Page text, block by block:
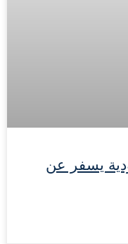
يسفر عن